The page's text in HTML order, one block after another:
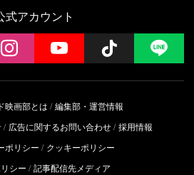
式アカウント
instagramYouTube Follow
映画部とは
編集部・運営情報
広告に関するお問い合わせ 採用情報
ポリシー
クッキーポリシー
シー
記事配信先メディア